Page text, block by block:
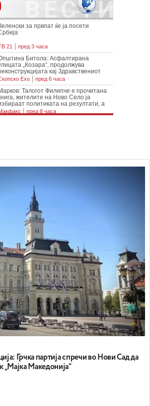
Грчка партија спречи во Нови Сад да
„Мајка Македонија“